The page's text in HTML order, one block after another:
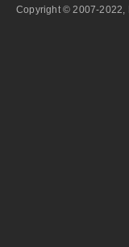
Copyright © 2007-2022,